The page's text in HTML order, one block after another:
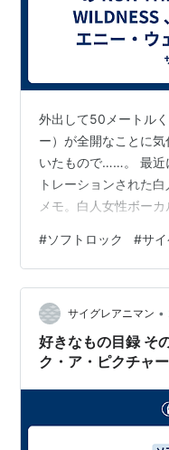
外出して50メートル
ー）が全開なことに
いたもので……。 最
トレーションされた
メモ。白人女性ボー
ョンされた白人女性ボ
類：音楽＞洋楽＞ロ
名：RUN THE
KATHE GREEN 出身
国：イギリス 評価：
#ソフトロック #サ
サイグレアニマン •
好きなもの目録 そ
ク・ア・ピクチャー